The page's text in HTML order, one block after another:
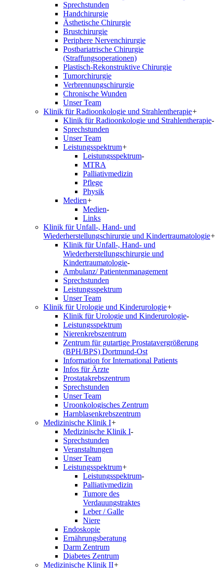
Sprechstunden
Handchirurgie
Ästhetische Chirurgie
Brustchirurgie
Periphere Nervenchirurgie
Postbariatrische Chirurgie
(Straffungsoperationen)
Plastisch-Rekonstruktive Chirurgie
Tumorchirurgie
Verbrennungschirurgie
Chronische Wunden
Unser Team
Klinik für Radioonkologie und Strahlentherapie+
Klinik für Radioonkologie und Strahlentherapie-
Sprechstunden
Unser Team
Leistungsspektrum+
Leistungsspektrum-
MTRA
Palliativmedizin
Pflege
Physik
Medien+
Medien-
Links
Klinik für Unfall-, Hand- und
Wiederherstellungschirurgie und Kindertraumatologie+
Klinik für Unfall-, Hand- und
Wiederherstellungschirurgie und
Kindertraumatologie-
Ambulanz/ Patientenmanagement
Sprechstunden
Leistungsspektrum
Unser Team
Klinik für Urologie und Kinderurologie+
Klinik für Urologie und Kinderurologie-
Leistungsspektrum
Nierenkrebszentrum
Zentrum für gutartige Prostatavergrößerung
(BPH/BPS) Dortmund-Ost
Information for International Patients
Infos für Ärzte
Prostatakrebszentrum
Sprechstunden
Unser Team
Uroonkologisches Zentrum
Harnblasenkrebszentrum
Medizinische Klinik I+
Medizinische Klinik I-
Sprechstunden
Veranstaltungen
Unser Team
Leistungsspektrum+
Leistungsspektrum-
Palliativmedizin
Tumore des
Verdauungstraktes
Leber / Galle
Niere
Endoskopie
Ernährungsberatung
Darm Zentrum
Diabetes Zentrum
Medizinische Klinik II+